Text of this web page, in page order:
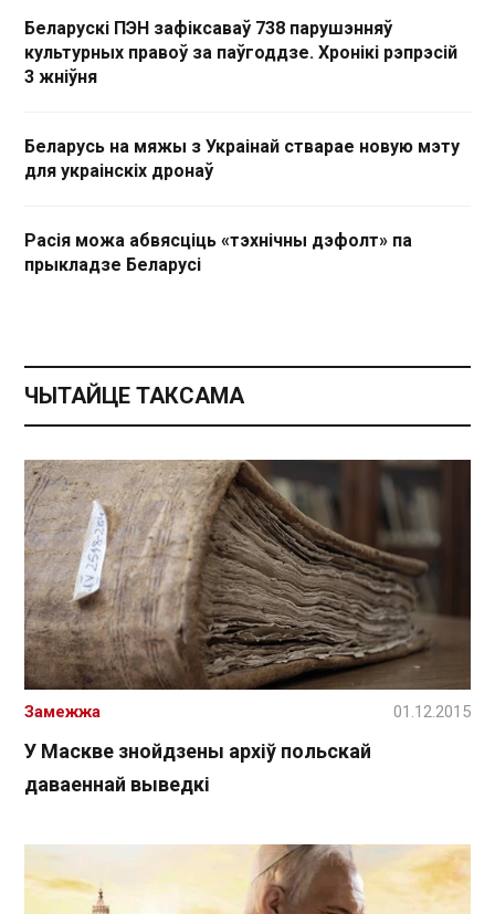
Беларускі ПЭН зафіксаваў 738 парушэнняў
культурных правоў за паўгоддзе. Хронікі рэпрэсій
3 жніўня
Беларусь на мяжы з Украінай стварае новую мэту
для украінскіх дронаў
Расія можа абвясціць «тэхнічны дэфолт» па
прыкладзе Беларусі
ЧЫТАЙЦЕ ТАКСАМА
У Маскве знойдзены архіў польскай
даваеннай выведкі
Замежжа 01.12.2015